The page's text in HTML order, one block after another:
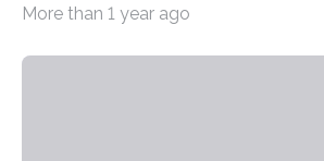
einer Fachpressekonferenz Struktur
More than 1 year ago